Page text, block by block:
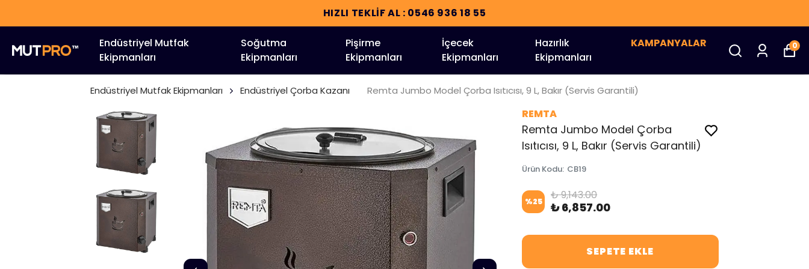
HIZLI TEKLİF AL : 0546 936 18 55
Endüstriyel Mutfak
Ekipmanları
Soğutma
Ekipmanları
Pişirme
Ekipmanları
İçecek
Ekipmanları
Hazırlık
Ekipmanları
KAMPANYALAR 0
Endüstriyel Mutfak Ekipmanları Endüstriyel Çorba Kazanı Remta Jumbo Model Çorba Isıtıcısı, 9 L, Bakır (Servis Garantili)
REMTA
Remta Jumbo Model Çorba
Isıtıcısı, 9 L, Bakır (Servis Garantili)
Ürün Kodu: CB19
%25 ₺ 9,143.00
₺ 6,857.00
SEPETE EKLE